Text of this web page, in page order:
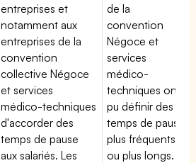
entreprises et
notamment aux
entreprises de la
convention
collective Négoce
et services
médico-techniques
d'accorder des
temps de pause
aux salariés. Les
de la
convention
Négoce et
services
médico-
techniques ont
pu définir des
temps de pause
plus fréquents
ou plus longs.